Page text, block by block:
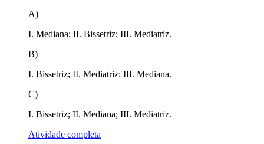
A)
I. Mediana; II. Bissetriz; III. Mediatriz.
B)
I. Bissetriz; II. Mediatriz; III. Mediana.
C)
I. Bissetriz; II. Mediana; III. Mediatriz.
Atividade completa